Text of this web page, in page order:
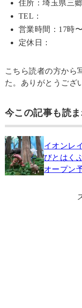
住所：埼玉県三
TEL：
営業時間：17時
定休日：
こちら読者の方から
た。ありがとうござ
今この記事も読
イオンレ
びとはく
オープン